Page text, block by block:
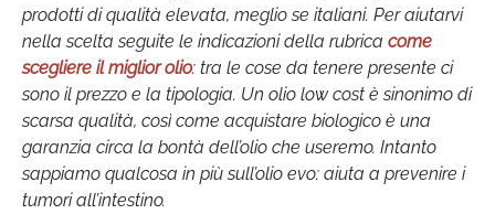
prodotti di qualità elevata, meglio se italiani. Per aiutarvi
nella scelta seguite le indicazioni della rubrica come
scegliere il miglior olio: tra le cose da tenere presente ci
sono il prezzo e la tipologia. Un olio low cost è sinonimo di
scarsa qualità, così come acquistare biologico è una
garanzia circa la bontà dell’olio che useremo. Intanto
sappiamo qualcosa in più sull’olio evo: aiuta a prevenire i
tumori all’intestino.